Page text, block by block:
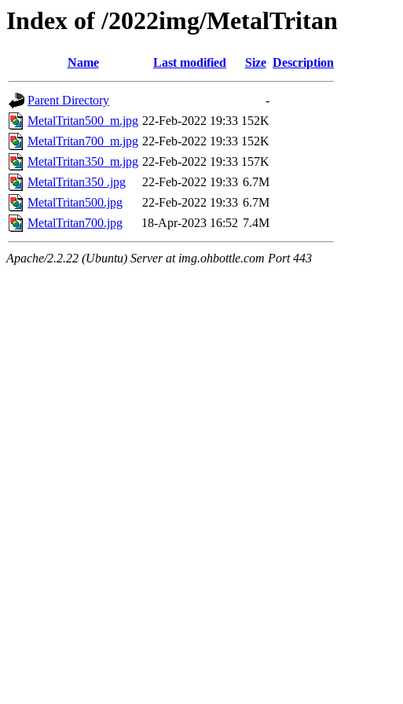
Index of /2022img/MetalTritan
Name Last modified Size Description
Parent Directory
-
MetalTritan500_m.jpg 22-Feb-2022 19:33 152K
MetalTritan700_m.jpg 22-Feb-2022 19:33 152K
MetalTritan350_m.jpg 22-Feb-2022 19:33 157K
MetalTritan350 .jpg
22-Feb-2022 19:33 6.7M
MetalTritan500.jpg
22-Feb-2022 19:33 6.7M
MetalTritan700.jpg
18-Apr-2023 16:52 7.4M
Apache/2.2.22 (Ubuntu) Server at img.ohbottle.com Port 443